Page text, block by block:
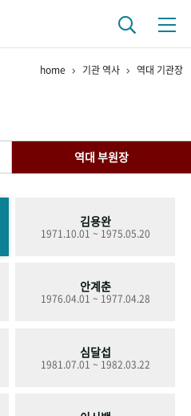
영상 기록물
주년 광장
home 기관 역사 역대 기관장
역대 부원장
김용완
1971.10.01 ~ 1975.05.20
안계춘
1976.04.01 ~ 1977.04.28
심달섭
1981.07.01 ~ 1982.03.22